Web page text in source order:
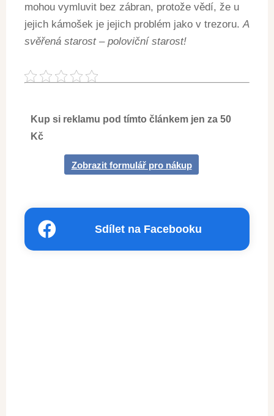
mohou vymluvit bez zábran, protože vědí, že u
jejich kámošek je jejich problém jako v trezoru. A
svěřená starost – poloviční starost!
Kup si reklamu pod tímto článkem jen za 50
Kč
Zobrazit formulář pro nákup
Sdílet na Facebooku